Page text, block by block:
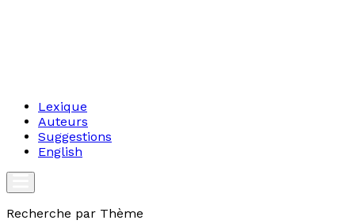
Lexique
Auteurs
Suggestions
English
Recherche par Thème